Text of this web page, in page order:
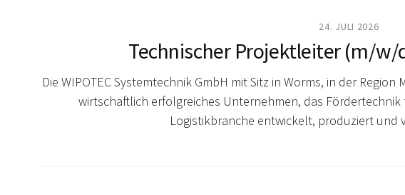
24. JULI 2026
Technischer Projektleiter (m/w/
Die WIPOTEC Systemtechnik GmbH mit Sitz in Worms, in der
wirtschaftlich erfolgreiches Unternehmen, das
Logistikbranche entwickelt, produziert und